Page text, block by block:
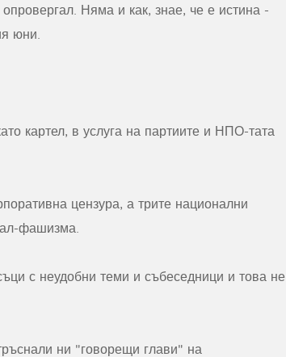
Няма и как, знае, че е истина -
юни.
картел, в услуга на партиите и НПО-тата
цензура, а трите национални
фашизма.
с неудобни теми и събеседници и това не
ни "говорещи глави" на